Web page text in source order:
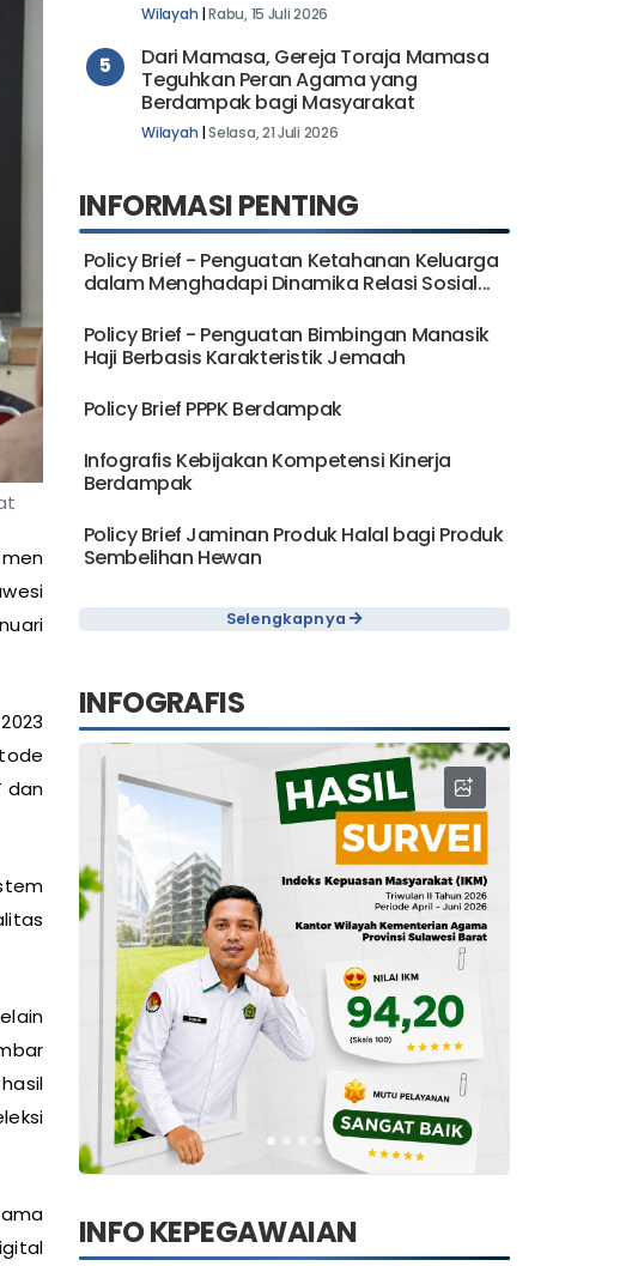
dan
Wilayah |Rabu, 15 Juli 2026
5
Dari Mamasa, Gereja Toraja Mamasa
Teguhkan Peran Agama yang
Berdampak bagi Masyarakat
Wilayah |Selasa, 21 Juli 2026
INFORMASI PENTING
Policy Brief - Penguatan Ketahanan Keluarga
dalam Menghadapi Dinamika Relasi Sosial...
Policy Brief - Penguatan Bimbingan Manasik
Haji Berbasis Karakteristik Jemaah
Policy Brief PPPK Berdampak
Infografis Kebijakan Kompetensi Kinerja
Berdampak
Policy Brief Jaminan Produk Halal bagi Produk
Sembelihan Hewan
Selengkapnya
INFOGRAFIS
INFO KEPEGAWAIAN